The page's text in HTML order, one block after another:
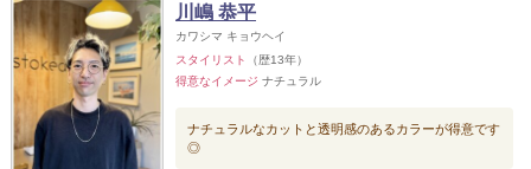
川嶋 恭平
カワシマ キョウヘイ
スタイリスト
（歴13年）
得意なイメージ ナチュラル
ナチュラルなカットと透明感のあるカラーが得意です
◎